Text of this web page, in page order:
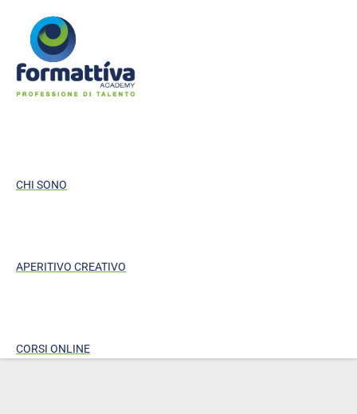
CHI SONO
APERITIVO CREATIVO
CORSI ONLINE